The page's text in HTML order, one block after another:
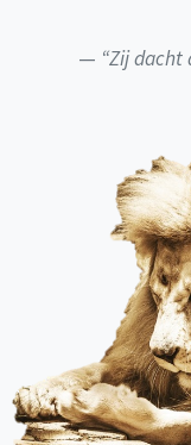
“Zij dacht